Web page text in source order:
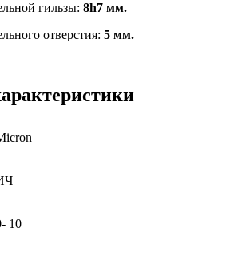
гильзы: 8h7 мм.
отверстия: 5 мм.
10